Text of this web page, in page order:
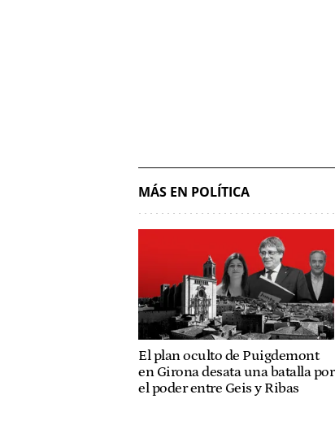
MÁS EN POLÍTICA
El plan oculto de Puigdemont
en Girona desata una batalla por
el poder entre Geis y Ribas